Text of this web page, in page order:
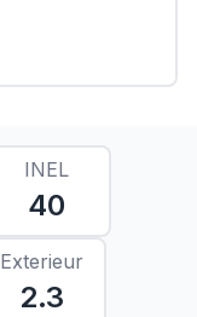
INEL
40
Exterieur
2.3